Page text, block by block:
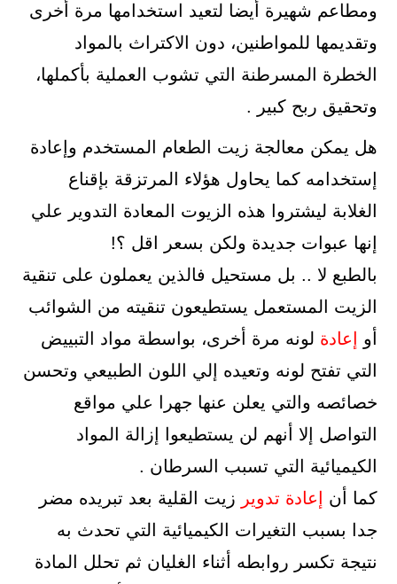
ومطاعم شهيرة أيضا لتعيد استخدامها مرة أخرى
وتقديمها للمواطنين، دون الاكتراث بالمواد
الخطرة المسرطنة التي تشوب العملية بأكملها،
وتحقيق ربح كبير .
هل يمكن معالجة زيت الطعام المستخدم وإعادة
إستخدامه كما يحاول هؤلاء المرتزقة بإقناع
الغلابة ليشتروا هذه الزيوت المعادة التدوير علي
إنها عبوات جديدة ولكن بسعر اقل ؟!
بالطبع لا .. بل مستحيل فالذين يعملون على تنقية
الزيت المستعمل يستطيعون تنقيته من الشوائب
أو
إعادة لونه مرة أخرى، بواسطة مواد التبييض
التي تفتح لونه وتعيده إلي اللون الطبيعي وتحسن
خصائصه والتي يعلن عنها جهرا علي مواقع
التواصل إلا أنهم لن يستطيعوا إزالة المواد
الكيميائية التي تسبب السرطان .
كما أن
إعادة تدوير زيت القلية بعد تبريده مضر
جدا بسبب التغيرات الكيميائية التي تحدث به
نتيجة تكسر روابطه أثناء الغليان ثم تحلل المادة